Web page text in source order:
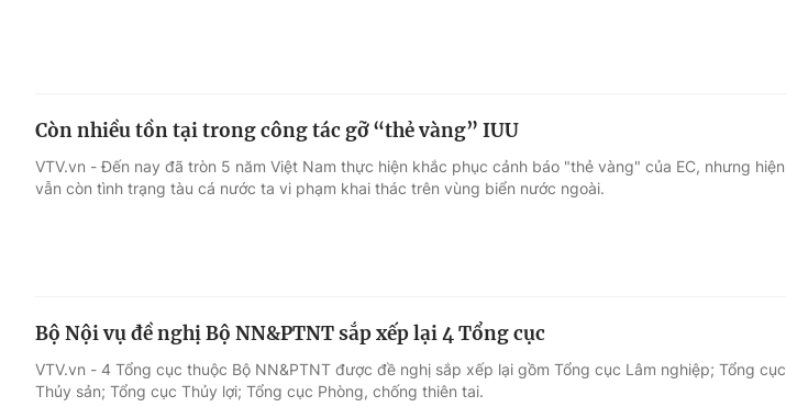
Còn nhiều tồn tại trong công tác gỡ “thẻ vàng” IUU
VTV.vn - Đến nay đã tròn 5 năm Việt Nam thực hiện khắc phục cảnh báo "thẻ vàng" của EC, nhưng hiện
vẫn còn tình trạng tàu cá nước ta vi phạm khai thác trên vùng biển nước ngoài.
Bộ Nội vụ đề nghị Bộ NN&PTNT sắp xếp lại 4 Tổng cục
VTV.vn - 4 Tổng cục thuộc Bộ NN&PTNT được đề nghị sắp xếp lại gồm Tổng cục Lâm nghiệp; Tổng cục
Thủy sản; Tổng cục Thủy lợi; Tổng cục Phòng, chống thiên tai.